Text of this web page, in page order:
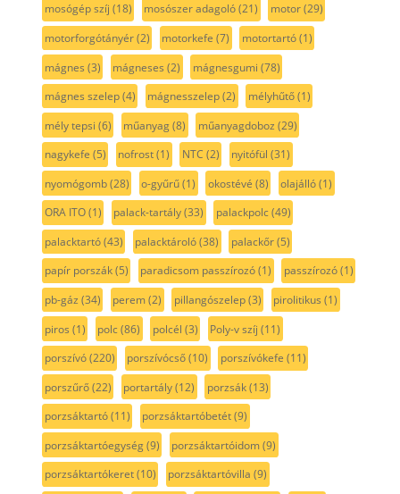
mosógép szíj (18) mosószer adagoló(21) motor(29)
motorforgótányér(2) motorkefe (7) motortartó(1)
mágnes (3) mágneses (2) mágnesgumi (78)
mágnes szelep(4) mágnesszelep(2) mélyhűtő(1)
mély tepsi (6) műanyag(8) műanyagdoboz (29)
nagykefe (5) nofrost(1) NTC (2) nyitófül (31)
nyomógomb(28) o-gyűrű(1) okostévé (8) olajálló(1)
ORA ITO(1) palack-tartály(33) palackpolc(49)
palacktartó(43) palacktároló(38) palackőr(5)
papír porszák(5) paradicsom passzírozó(1) passzírozó(1)
pb-gáz (34) perem(2) pillangószelep(3) pirolitikus (1)
piros (1) polc(86) polcél (3) Poly-v szíj (11)
porszívó(220) porszívócső(10) porszívókefe (11)
porszűrő(22) portartály(12) porzsák(13)
porzsáktartó(11) porzsáktartóbetét(9)
porzsáktartóegység(9) porzsáktartóidom(9)
porzsáktartókeret(10) porzsáktartóvilla (9)